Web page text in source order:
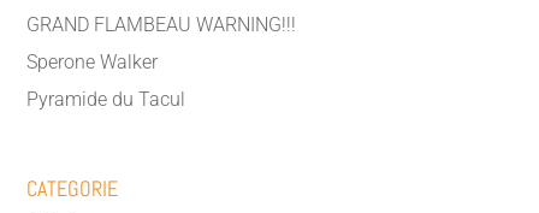
GRAND FLAMBEAU WARNING!!!
Sperone Walker
Pyramide du Tacul
CATEGORIE